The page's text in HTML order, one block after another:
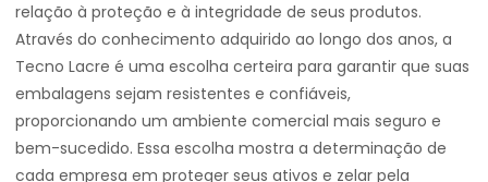
relação à proteção e à integridade de seus produtos.
Através do conhecimento adquirido ao longo dos anos, a
Tecno Lacre é uma escolha certeira para garantir que suas
embalagens sejam resistentes e confiáveis,
proporcionando um ambiente comercial mais seguro e
bem-sucedido. Essa escolha mostra a determinação de
cada empresa em proteger seus ativos e zelar pela